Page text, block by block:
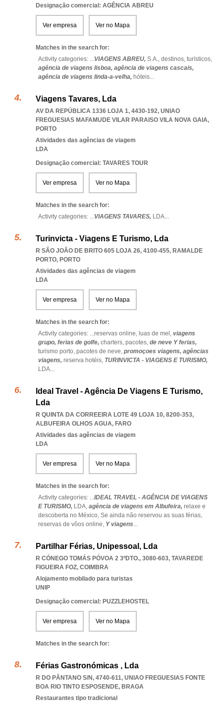
Designação comercial: AGÊNCIA ABREU
Ver empresa Ver no Mapa
Matches in the search for:
Activity categories: ...VIAGENS ABREU, S.A., destinos, turísticos,
agência de viagens lisboa, agência de viagens cascais,
agência de viagens linda-a-velha, hóteis...
Viagens Tavares, Lda
AV DA REPÚBLICA 1336 LOJA 1, 4430-192, UNIAO
FREGUESIAS MAFAMUDE VILAR PARAISO VILA NOVA GAIA,
PORTO
Atividades das agências de viagem
LDA
Designação comercial: TAVARES TOUR
Ver empresa Ver no Mapa
Matches in the search for:
Activity categories: ...VIAGENS TAVARES, LDA...
Turinvicta - Viagens E Turismo, Lda
R SÃO JOÃO DE BRITO 605 LOJA 26, 4100-455, RAMALDE
PORTO, PORTO
Atividades das agências de viagem
LDA
Ver empresa Ver no Mapa
Matches in the search for:
Activity categories: ...reservas online, luas de mel, viagens
grupo, ferias de golfe, charters, pacotes, de neve Y ferias,
turismo porto, pacotes de neve, promoçoes viagens, agências
viagens, reserva hotéis, TURINVICTA - VIAGENS E TURISMO,
LDA...
Ideal Travel - Agência De Viagens E Turismo,
Lda
R QUINTA DA CORREEIRA LOTE 49 LOJA 10, 8200-353,
ALBUFEIRA OLHOS AGUA, FARO
Atividades das agências de viagem
LDA
Ver empresa Ver no Mapa
Matches in the search for:
Activity categories: ...IDEAL TRAVEL - AGÊNCIA DE VIAGENS
E TURISMO, LDA, agência de viagens em Albufeira, relaxe e
descoberta no México, Se ainda não reservou as suas férias,
reservas de vôos online, Y viagens...
Partilhar Férias, Unipessoal, Lda
R CÓNEGO TOMÁS PÓVOA 2 3ºDTO., 3080-603, TAVAREDE
FIGUEIRA FOZ, COIMBRA
Alojamento mobilado para turistas
UNIP
Designação comercial: PUZZLEHOSTEL
Ver empresa Ver no Mapa
Matches in the search for:
Férias Gastronómicas , Lda
R DO PÂNTANO S/N, 4740-611, UNIAO FREGUESIAS FONTE
BOA RIO TINTO ESPOSENDE, BRAGA
Restaurantes tipo tradicional